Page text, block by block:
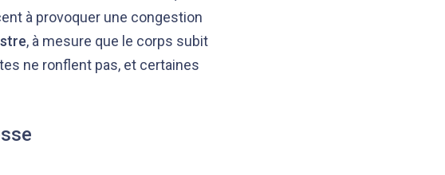
à provoquer une congestion
, à mesure que le corps subit
ne ronflent pas, et certaines